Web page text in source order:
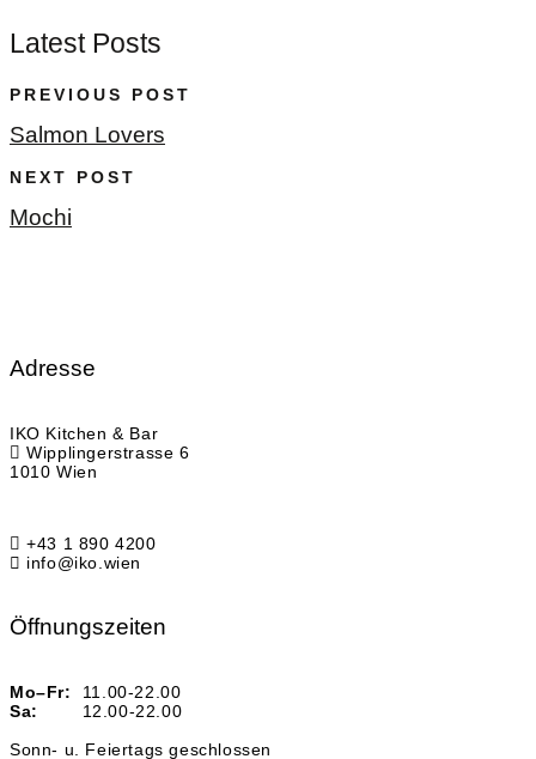
Latest Posts
PREVIOUS POST
Salmon Lovers
NEXT POST
Mochi
Adresse
IKO Kitchen & Bar
Wipplingerstrasse 6
1010 Wien
+43 1 890 4200
info@iko.wien
Öffnungszeiten
Mo–Fr:
11.00-22.00
Sa:
12.00-22.00
Sonn- u. Feiertags geschlossen